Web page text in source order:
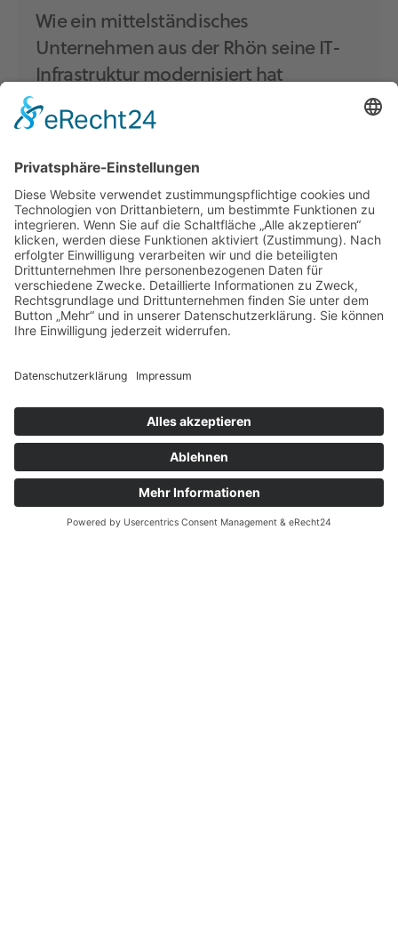
Wie ein mittelständisches
Unternehmen aus der Rhön seine IT-
Infrastruktur modernisiert hat
Die Anforderungen an moderne
Unternehmens-IT steigen kontinuierlich.
Gerade mittelständische Unternehmen
stehen heute...
IT-Outsourcing
Read More